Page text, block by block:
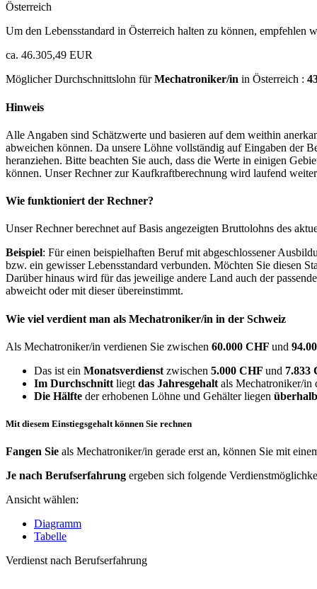
Österreich
Um den Lebensstandard in Österreich halten zu können, empfehlen
ca. 46.305,49 EUR
Möglicher Durchschnittslohn fürMechatroniker/in in Österreich :
Hinweis
Alle Angaben sind Schätzwerte und basieren auf dem weithin
abweichen können. Da unsere Löhne vollständig auf Eingaben der
heranziehen. Bitte beachten Sie auch, dass die Werte in einigen
können. Unser Rechner zur Kaufkraftberechnung wird laufend
Wie funktioniert der Rechner?
Unser Rechner berechnet auf Basis angezeigten Bruttolohns des
Beispiel: Für einen beispielhaften Beruf mit abgeschlossener
bzw. ein gewisser Lebensstandard verbunden. Möchten Sie diesen
Darüber hinaus wird für das jeweilige andere Land auch der
abweicht oder mit dieser übereinstimmt.
Wie viel verdient man als Mechatroniker/in in der Schweiz
Als Mechatroniker/in verdienen Sie zwischen 60.000 CHF und
Das ist ein Monatsverdienst zwischen 5.000 CHF und 7.833
Im Durchschnitt liegt das Jahresgehalt als Mechatroniker/in
Die Hälfte der erhobenen Löhne und Gehälter liegen
Mit diesem Einstiegsgehalt können Sie rechnen
Fangen Sie als Mechatroniker/in gerade erst an, können Sie mit
Je nach Berufserfahrung ergeben sich folgende
Ansicht wählen:
Diagramm
Tabelle
Verdienst nach Berufserfahrung